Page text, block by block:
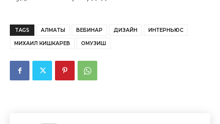
TAGS АЛМАТЫ ВЕБИНАР ДИЗАЙН ИНТЕРНЬЮС
МИХАИЛ КИШКАРЕВ ОМУЗИШ